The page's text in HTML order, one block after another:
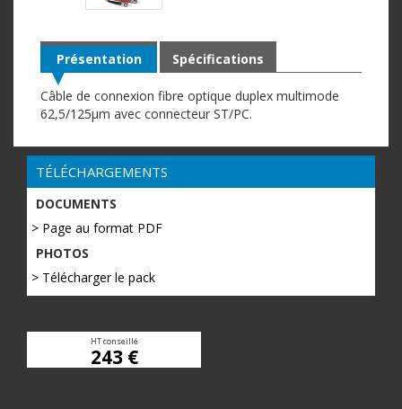
Présentation
Câble de connexion fibre optique duplex multimode
62,5/125µm avec connecteur ST/PC.
Spécifications
TÉLÉCHARGEMENTS
DOCUMENTS
> Page au format PDF
PHOTOS
> Télécharger le pack
HT conseillé
243 €